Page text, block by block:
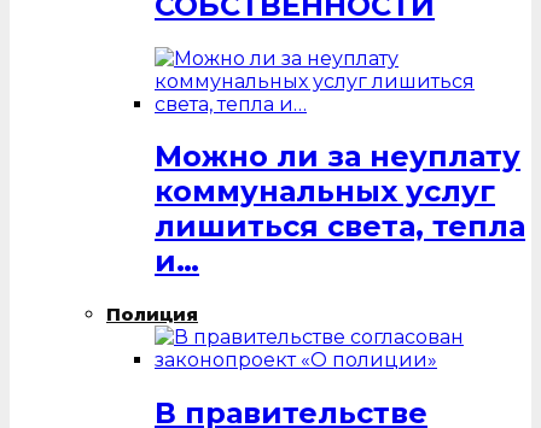
Можно ли за неуплату
коммунальных услуг
лишиться света, тепла
и…
Полиция
В правительстве